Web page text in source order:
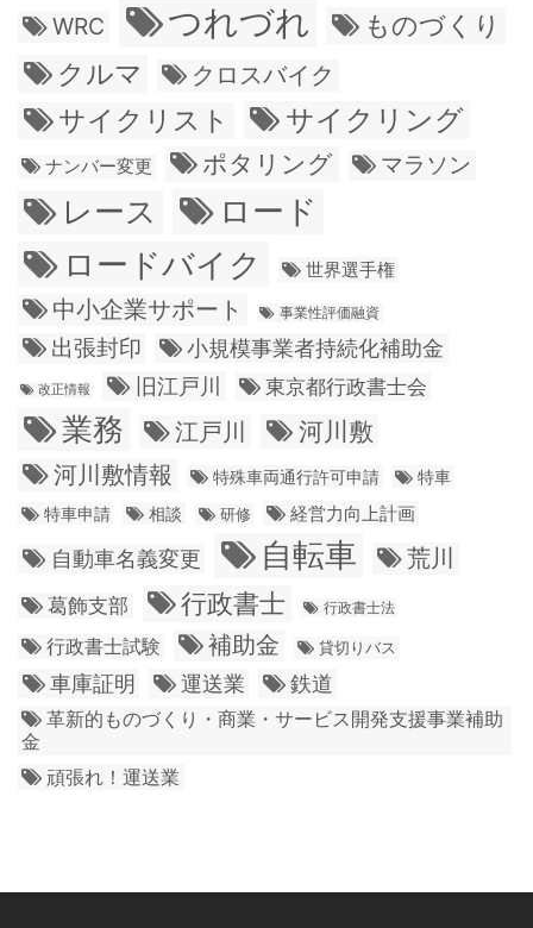
WRC つれづれ ものづくり
クルマ クロスバイク
サイクリスト サイクリング
ナンバー変更 ポタリング マラソン
レース
ロード
ロードバイク
世界選手権
中小企業サポート 事業性評価融資
出張封印 小規模事業者持続化補助金
改正情報 旧江戸川 東京都行政書士会
業務 江戸川
河川敷
河川敷情報
特殊車両通行許可申請
特車
特車申請
相談 研修 経営力向上計画
自動車名義変更 自転車 荒川
葛飾支部 行政書士 行政書士法
行政書士試験 補助金 貸切りバス
車庫証明 運送業 鉄道
革新的ものづくり・商業・サービス開発支援事業補助
金
頑張れ！運送業